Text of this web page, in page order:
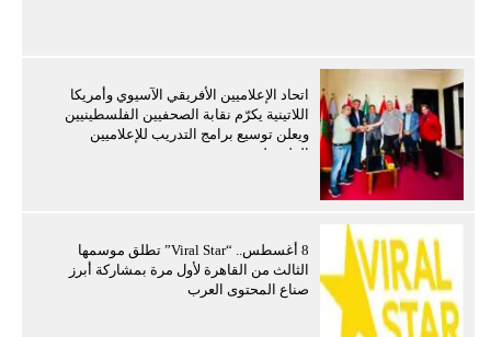
اتحاد الإعلاميين الأفريقي الآسيوي وأمريكا
اللاتينية يكرّم نقابة الصحفيين الفلسطينيين
ويعلن توسيع برامج التدريب للإعلاميين
الفلسطينيين
8 أغسطس.. “Viral Star” تطلق موسمها
الثالث من القاهرة لأول مرة بمشاركة أبرز
صناع المحتوى العرب